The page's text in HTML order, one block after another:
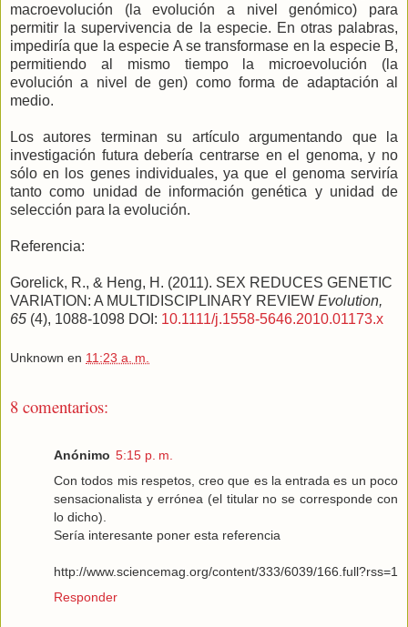
macroevolución (la evolución a nivel genómico) para
permitir la supervivencia de la especie. En otras palabras,
impediría que la especie A se transformase en la especie B,
permitiendo al mismo tiempo la microevolución (la
evolución a nivel de gen) como forma de adaptación al
medio.
Los autores terminan su artículo argumentando que la
investigación futura debería centrarse en el genoma, y no
sólo en los genes individuales, ya que el genoma serviría
tanto como unidad de información genética y unidad de
selección para la evolución.
Referencia:
Gorelick, R., & Heng, H. (2011). SEX REDUCES GENETIC
VARIATION: A MULTIDISCIPLINARY REVIEW Evolution,
65 (4), 1088-1098 DOI: 10.1111/j.1558-5646.2010.01173.x
Unknown en 11:23 a. m.
8 comentarios:
Anónimo 5:15 p. m.
Con todos mis respetos, creo que es la entrada es un poco
sensacionalista y errónea (el titular no se corresponde con
lo dicho).
Sería interesante poner esta referencia
http://www.sciencemag.org/content/333/6039/166.full?rss=1
Responder